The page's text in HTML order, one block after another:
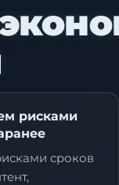
рисками
сроков